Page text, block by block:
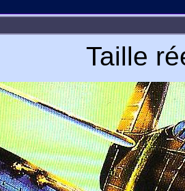
Taille